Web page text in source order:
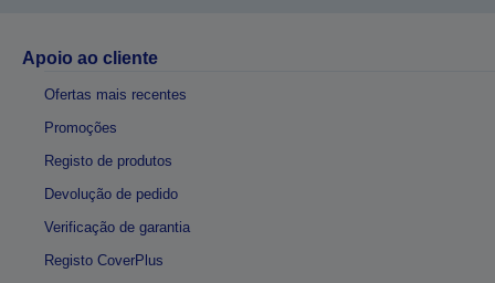
Apoio ao cliente
Ofertas mais recentes
Promoções
Registo de produtos
Devolução de pedido
Verificação de garantia
Registo CoverPlus